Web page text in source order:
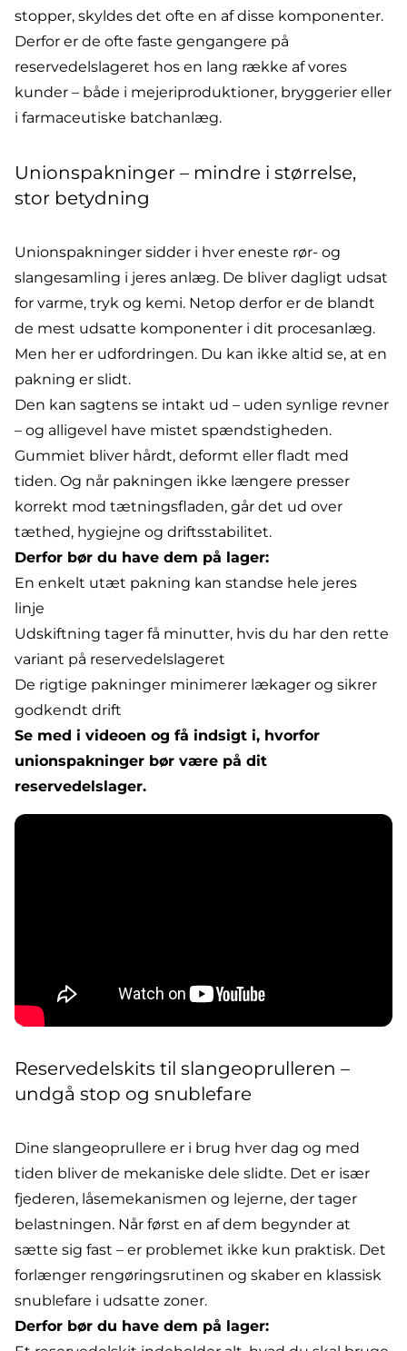
stopper, skyldes det ofte en af disse komponenter.
Derfor er de ofte faste gengangere på
reservedelslageret hos en lang række af vores
kunder – både i mejeriproduktioner, bryggerier eller
i farmaceutiske batchanlæg.
Unionspakninger – mindre i størrelse,
stor betydning
Unionspakninger sidder i hver eneste rør- og
slangesamling i jeres anlæg. De bliver dagligt udsat
for varme, tryk og kemi. Netop derfor er de blandt
de mest udsatte komponenter i dit procesanlæg.
Men her er udfordringen. Du kan ikke altid se, at en
pakning er slidt.
Den kan sagtens se intakt ud – uden synlige revner
– og alligevel have mistet spændstigheden.
Gummiet bliver hårdt, deformt eller fladt med
tiden. Og når pakningen ikke længere presser
korrekt mod tætningsfladen, går det ud over
tæthed, hygiejne og driftsstabilitet.
Derfor bør du have dem på lager:
En enkelt utæt pakning kan standse hele jeres
linje
Udskiftning tager få minutter, hvis du har den rette
variant på reservedelslageret
De rigtige pakninger minimerer lækager og sikrer
godkendt drift
Se med i videoen og få indsigt i, hvorfor
unionspakninger bør være på dit
reservedelslager.
Reservedelskits til slangeoprulleren –
undgå stop og snublefare
Dine slangeoprullere er i brug hver dag og med
tiden bliver de mekaniske dele slidte. Det er især
fjederen, låsemekanismen og lejerne, der tager
belastningen. Når først en af dem begynder at
sætte sig fast – er problemet ikke kun praktisk. Det
forlænger rengøringsrutinen og skaber en klassisk
snublefare i udsatte zoner.
Derfor bør du have dem på lager: